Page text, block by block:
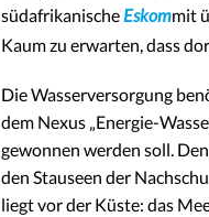
südafrikanische Eskommit
Kaum zu erwarten, dass
Die Wasserversorgung
dem Nexus „Energie-
gewonnen werden soll.
den Stauseen der
liegt vor der Küste: das